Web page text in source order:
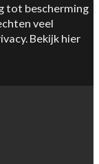
tot bescherming
veel
Bekijk hier